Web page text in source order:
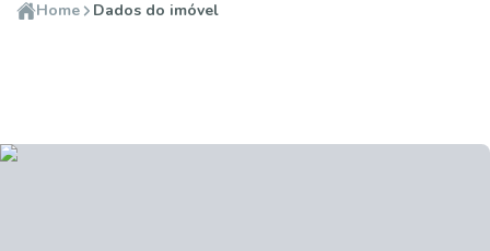
Home Dados do imóvel